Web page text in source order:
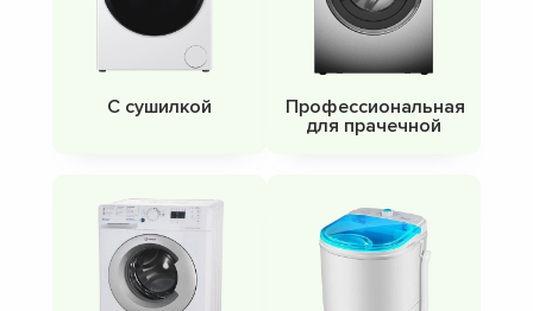
С сушилкой
Профессиональная
для прачечной